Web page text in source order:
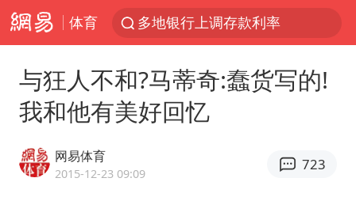
体育
多地银行上调存款利率
上海地铁4条线路全线停运
白海豚路径图
宇树申购 中一签有望赚20万元
4.2平卫生间补漏注胶花1.55万
武汉3名城管协管员殴打摊主被刑拘
与狂人不和?马蒂奇:蠢货写的!
我和他有美好回忆
网易体育
2015-12-23 09:09
723